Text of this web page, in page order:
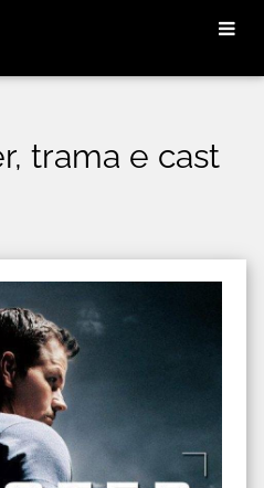
trama e cast